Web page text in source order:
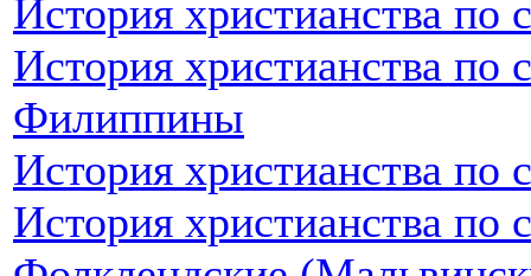
История христианства
История христианства по
Филиппины
История христианства
История христианства по